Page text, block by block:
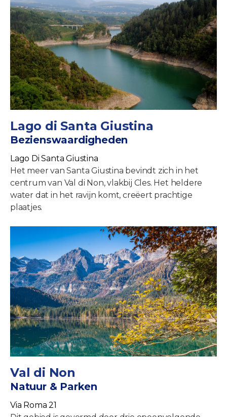
Lago di Santa Giustina
Bezienswaardigheden
Lago Di Santa Giustina
Het meer van Santa Giustina bevindt zich in het
centrum van Val di Non, vlakbij Cles. Het heldere
water dat in het ravijn komt, creëert prachtige
plaatjes.
Val di Non
Natuur & Parken
Via Roma 21